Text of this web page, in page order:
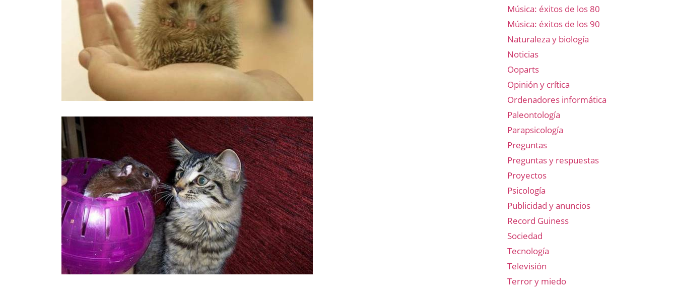
Música: éxitos de los 80
Música: éxitos de los 90
Naturaleza y biología
Noticias
Ooparts
Opinión y crítica
Ordenadores informática
Paleontología
Parapsicología
Preguntas
Preguntas y respuestas
Proyectos
Psicología
Publicidad y anuncios
Record Guiness
Sociedad
Tecnología
Televisión
Terror y miedo